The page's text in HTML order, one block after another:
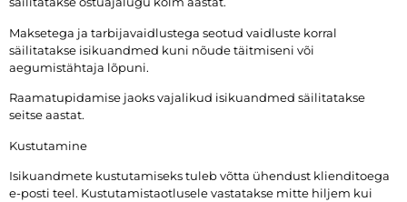
Maksetega ja tarbijavaidlustega seotud vaidluste korral
säilitatakse isikuandmed kuni nõude täitmiseni või
aegumistähtaja lõpuni.
Raamatupidamise jaoks vajalikud isikuandmed säilitatakse
seitse aastat.
Kustutamine
Isikuandmete kustutamiseks tuleb võtta ühendust klienditoega
e-posti teel. Kustutamistaotlusele vastatakse mitte hiljem kui